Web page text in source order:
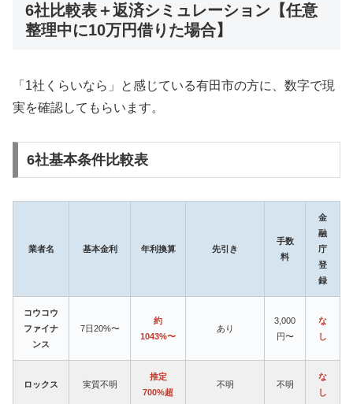
6社比較表＋返済シミュレーション【任意
整理中に10万円借りた場合】
「1社くらいなら」と感じている有田市の方に、数字で現
実を確認してもらいます。
6社基本条件比較表
業者名 基本金利 年利換算 先引き
手数
料
金
融
庁
登
録
コウコウ
ファイナ
ンス
7日20%〜
約
1043%〜
あり
3,000
円〜
な
し
ロックス 実質不明
推定
700%超
不明 不明
な
し